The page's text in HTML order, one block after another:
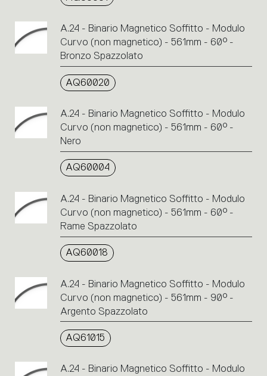
A.24 - Binario Magnetico Soffitto - Modulo
Curvo (non magnetico) - 561mm - 60° -
Bronzo Spazzolato
AQ60020
A.24 - Binario Magnetico Soffitto - Modulo
Curvo (non magnetico) - 561mm - 60° -
Nero
AQ60004
A.24 - Binario Magnetico Soffitto - Modulo
Curvo (non magnetico) - 561mm - 60° -
Rame Spazzolato
AQ60018
A.24 - Binario Magnetico Soffitto - Modulo
Curvo (non magnetico) - 561mm - 90° -
Argento Spazzolato
AQ61015
A.24 - Binario Magnetico Soffitto - Modulo